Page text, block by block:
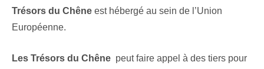
Trésors du Chêne est hébergé au sein de l’Union
Européenne.
Les Trésors du Chêne peut faire appel à des tiers pour